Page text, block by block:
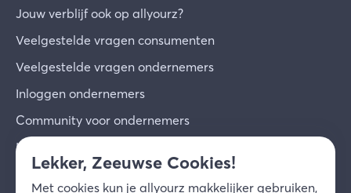
Jouw verblijf ook op allyourz?
Veelgestelde vragen consumenten
Veelgestelde vragen ondernemers
Inloggen ondernemers
Community voor ondernemers
Inschrijven voor de nieuwsbrief
Over ons
Lekker, Zeeuwse Cookies!
Met cookies kun je allyourz makkelijker gebruiken,